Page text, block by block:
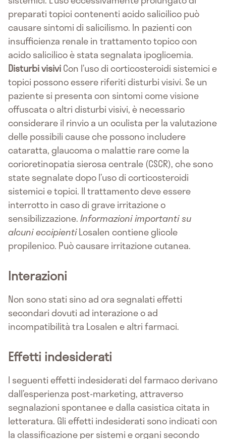
preparati topici contenenti acido salicilico può
causare sintomi di salicilismo. In pazienti con
insufficienza renale in trattamento topico con
acido salicilico è stata segnalata ipoglicemia.
Disturbi visiviCon l’uso di corticosteroidi sistemici e
topici possono essere riferiti disturbi visivi. Se un
paziente si presenta con sintomi come visione
offuscata o altri disturbi visivi, è necessario
considerare il rinvio a un oculista per la valutazione
delle possibili cause che possono includere
cataratta, glaucoma o malattie rare come la
corioretinopatia sierosa centrale (CSCR), che sono
state segnalate dopo l’uso di corticosteroidi
sistemici e topici. Il trattamento deve essere
interrotto in caso di grave irritazione o
sensibilizzazione.Informazioni importanti su
alcuni eccipientiLosalen contiene glicole
propilenico. Può causare irritazione cutanea.
Interazioni
Non sono stati sino ad ora segnalati effetti
secondari dovuti ad interazione o ad
incompatibilità tra Losalen e altri farmaci.
Effetti indesiderati
I seguenti effetti indesiderati del farmaco derivano
dall’esperienza post-marketing, attraverso
segnalazioni spontanee e dalla casistica citata in
letteratura. Gli effetti indesiderati sono indicati con
la classificazione per sistemi e organi secondo